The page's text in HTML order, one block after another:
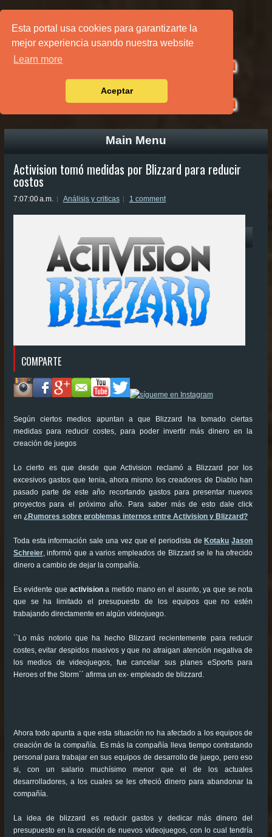
Esta portal usa cookies para garantizarte la
mejor experiencia usando nuestra website
Learn more
Aceptar
PÁGINA PRINCIPAL
Main Menu
Activision tomó medidas por Blizzard para reducir
costos
7:07:00 a.m. Análisis y criticas 1 comment
COMPARTE
Según ciertos medios apuntan a que Blizzard ha tomado ciertas
medidas para reducir costes, para poder invertir más dinero en la
creación de juegos
Lo cierto es que desde que Activision reclamó a Blizzard por los
excesivos gastos que tenia, ahora mismo los creadores de Diablo han
pasado parte de este año recortando gastos para presentar nuevos
proyectos para el próximo año. Para saber más de esto dale click
en ¿Rumores sobre problemas internos entre Activision y Blizzard?
Toda esta información sale una vez que el periodista deKotaku Jason
Schreier, informó que a varios empleados de Blizzard se le ha ofrecido
dinero a cambio de dejar la compañía.
Es evidente que activisiona metido mano en el asunto, ya que se nota
que se ha limitado el presupuesto de los equipos que no estén
trabajando directamente en algún videojuego.
``Lo más notorio que ha hecho Blizzard recientemente para reducir
costes, evitar despidos masivos y que no atraigan atención negativa de
los medios de videojuegos, fue cancelar sus planes eSports para
Heroes of the Storm´´ afirma un ex- empleado de blizzard.
Ahora todo apunta a que esta situación no ha afectado a los equipos de
creación de la compañía. Es más la compañía lleva tiempo contratando
personal para trabajar en sus equipos de desarrollo de juego, pero eso
si, con un salario muchísimo menor que el de los actuales
desarrolladores, a los cuales se les ofreció dinero para abandonar la
compañía.
La idea de blizzard es reducir gastos y dedicar más dinero del
presupuesto en la creación de nuevos videojuegos, con lo cual tendría